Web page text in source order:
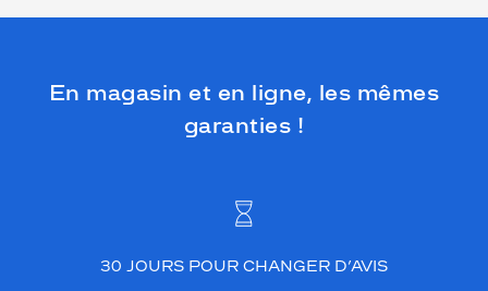
En magasin et en ligne, les mêmes
garanties !
30 JOURS POUR CHANGER D’AVIS